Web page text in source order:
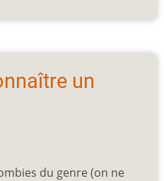
un
du genre (on ne